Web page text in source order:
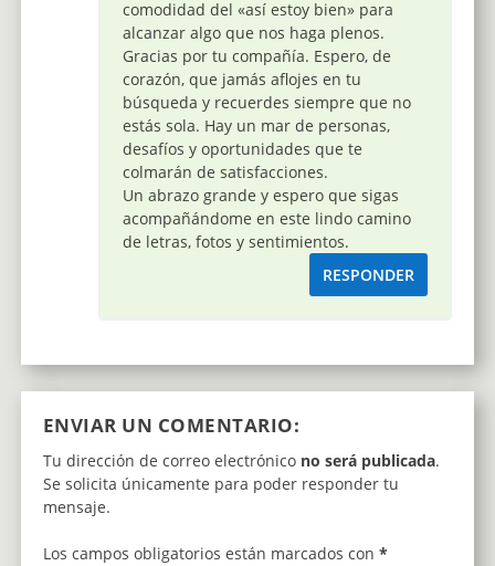
comodidad del «así estoy bien» para
alcanzar algo que nos haga plenos.
Gracias por tu compañía. Espero, de
corazón, que jamás aflojes en tu
búsqueda y recuerdes siempre que no
estás sola. Hay un mar de personas,
desafíos y oportunidades que te
colmarán de satisfacciones.
Un abrazo grande y espero que sigas
acompañándome en este lindo camino
de letras, fotos y sentimientos.
RESPONDER
ENVIAR UN COMENTARIO:
Tu dirección de correo electrónico no será publicada.
Se solicita únicamente para poder responder tu
mensaje.
Los campos obligatorios están marcados con *